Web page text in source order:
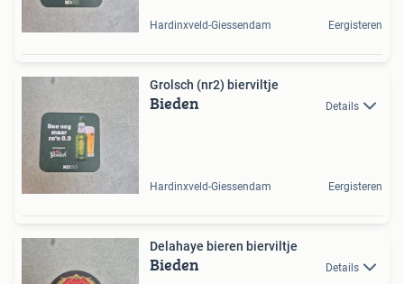
Hardinxveld-Giessendam Eergisteren
Grolsch (nr2) bierviltje
Bieden Details
Hardinxveld-Giessendam Eergisteren
Delahaye bieren bierviltje
Bieden Details